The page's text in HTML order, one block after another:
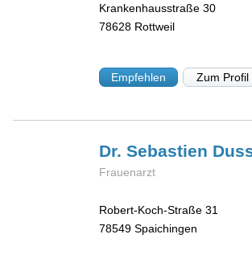
Krankenhausstraße 30
78628 Rottweil
Empfehlen Zum Profil
Dr. Sebastien
Frauenarzt
Robert-Koch-Straße 31
78549 Spaichingen